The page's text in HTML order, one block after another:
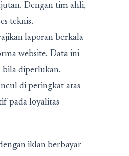
Dengan tim ahli,
teknis.
laporan berkala
website. Data ini
bila diperlukan.
di peringkat atas
pada loyalitas
iklan berbayar